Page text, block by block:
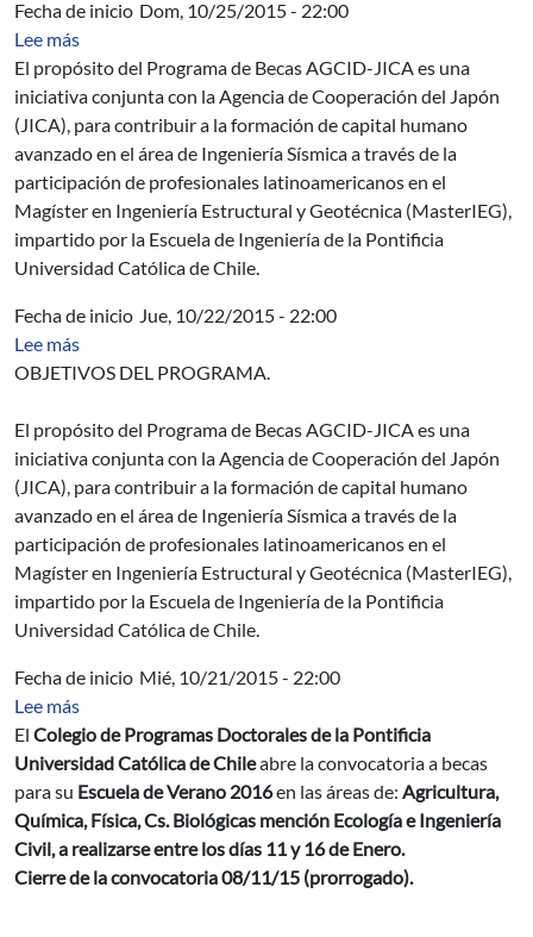
Fecha de inicio Dom, 10/25/2015 - 22:00
Lee mássobre Programa de Formación de Recursos Humanos
El propósito del Programa de Becas AGCID-JICA es una
iniciativa conjunta con la Agencia de Cooperación del Japón
(JICA), para contribuir a la formación de capital humano
avanzado en el área de Ingeniería Sísmica a través de la
participación de profesionales latinoamericanos en el
Magíster en Ingeniería Estructural y Geotécnica (MasterIEG),
impartido por la Escuela de Ingeniería de la Pontificia
Universidad Católica de Chile.
Fecha de inicio Jue, 10/22/2015 - 22:00
Lee mássobre Ofrecimiento n.o 12332: Programa de
OBJETIVOS DEL PROGRAMA.
El propósito del Programa de Becas AGCID-JICA es una
iniciativa conjunta con la Agencia de Cooperación del Japón
(JICA), para contribuir a la formación de capital humano
avanzado en el área de Ingeniería Sísmica a través de la
participación de profesionales latinoamericanos en el
Magíster en Ingeniería Estructural y Geotécnica (MasterIEG),
impartido por la Escuela de Ingeniería de la Pontificia
Universidad Católica de Chile.
Fecha de inicio Mié, 10/21/2015 - 22:00
Lee mássobre Apertura Convocatoria Beca Escuela de Verano
El Colegio de Programas Doctorales de la Pontificia
Universidad Católica de Chileabre la convocatoria a becas
para su Escuela de Verano 2016en las áreas de: Agricultura,
Química, Física, Cs. Biológicas mención Ecología e Ingeniería
Civil, a realizarse entre los días 11 y 16 de Enero.
Cierre de la convocatoria 08/11/15 (prorrogado).